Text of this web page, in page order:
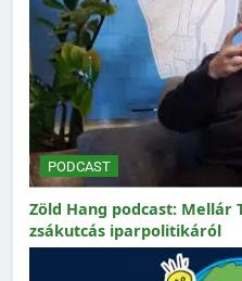
PODCAST
Zöld Hang podcast: Mellár
zsákutcás iparpolitikáról